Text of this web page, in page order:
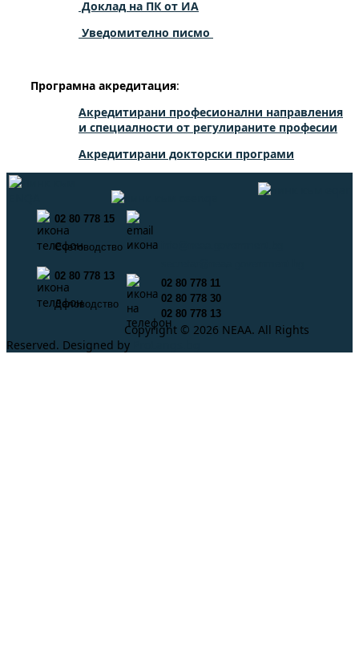
Доклад на ПК от ИА
Уведомително писмо
Програмна акредитация:
Акредитирани професионални направления
и специалности от регулираните професии
Акредитирани докторски програми
02 80 778 15
Счетоводство
02 80 778 13
Деловодство
02 80 778 11
02 80 778 30
02 80 778 13
Copyright © 2026 NEAA. All Rights
Reserved. Designed by